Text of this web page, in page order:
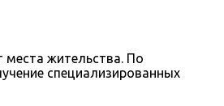
жительства. По
специализированных